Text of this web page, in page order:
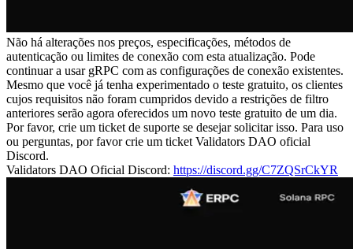
Não há alterações nos preços, especificações, métodos de
autenticação ou limites de conexão com esta atualização. Pode
continuar a usar gRPC com as configurações de conexão existentes.
Mesmo que você já tenha experimentado o teste gratuito, os clientes
cujos requisitos não foram cumpridos devido a restrições de filtro
anteriores serão agora oferecidos um novo teste gratuito de um dia.
Por favor, crie um ticket de suporte se desejar solicitar isso. Para uso
ou perguntas, por favor crie um ticket Validators DAO oficial
Discord.
Validators DAO Oficial Discord: https://discord.gg/C7ZQSrCkYR